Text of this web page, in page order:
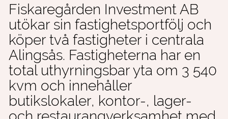
Fiskaregården Investment AB
utökar sin fastighetsportfölj och
köper två fastigheter i centrala
Alingsås. Fastigheterna har en
total uthyrningsbar yta om 3 540
kvm och innehåller
butikslokaler, kontor-, lager-